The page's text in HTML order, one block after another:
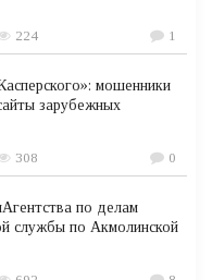
224 1
мошенники
зарубежных
308 0
по делам
службы по Акмолинской